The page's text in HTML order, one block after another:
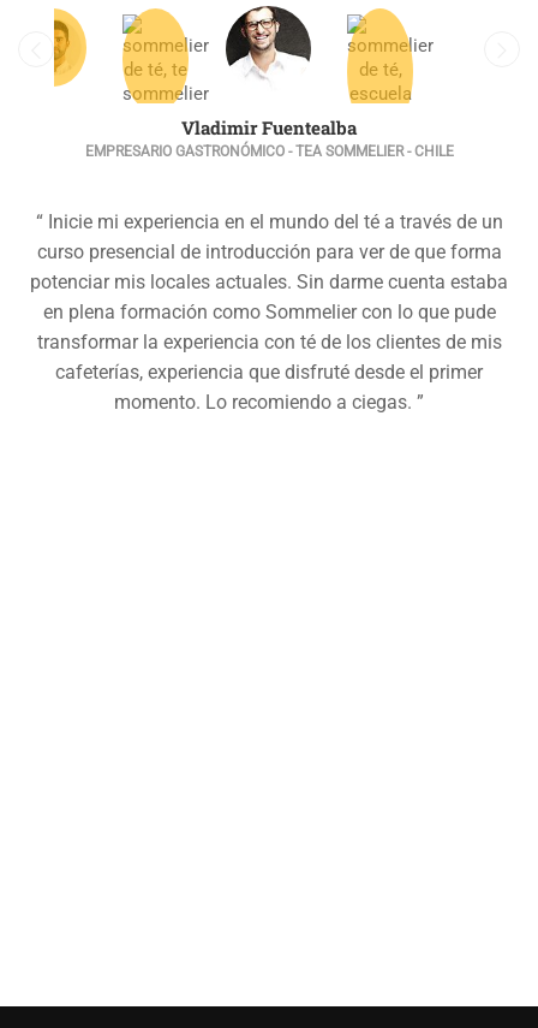
Vladimir Fuentealba
EMPRESARIO GASTRONÓMICO - TEA SOMMELIER - CHILE
“ Inicie mi experiencia en el mundo del té a través de un
curso presencial de introducción para ver de que forma
potenciar mis locales actuales. Sin darme cuenta estaba
en plena formación como Sommelier con lo que pude
transformar la experiencia con té de los clientes de mis
cafeterías, experiencia que disfruté desde el primer
momento. Lo recomiendo a ciegas. ”